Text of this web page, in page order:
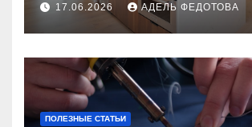
17.06.2026 АДЕЛЬ ФЕДОТОВА
ПОЛЕЗНЫЕ СТАТЬИ